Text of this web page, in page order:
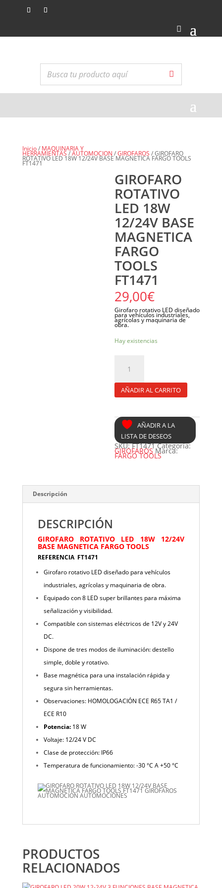
Inicio/ MAQUINARIA Y
HERRAMIENTAS/AUTOMOCION /GIROFAROS / GIROFARO
ROTATIVO LED 18W 12/24V BASE MAGNETICA FARGO TOOLS
FT1471
GIROFARO
ROTATIVO
LED 18W
12/24V BASE
MAGNETICA
FARGO
TOOLS
FT1471
29,00€
Girofaro rotativo LED diseñado
para vehículos industriales,
agrícolas y maquinaria de
obra.
Hay existencias
BASE
MAGNETICA
FARGO
TOOLS
AÑADIR AL CARRITO
AÑADIR A LA
LISTA DE DESEOS
SKU:FT1471 Categoría:
GIROFAROS Marca:
FARGO TOOLS
Descripción
DESCRIPCIÓN
GIROFARO ROTATIVO LED 18W 12/24V
BASE MAGNETICA FARGO TOOLS
REFERENCIA FT1471
Girofaro rotativo LED diseñado para vehículos
industriales, agrícolas y maquinaria de obra.
Equipado con 8 LED super brillantes para máxima
señalización y visibilidad.
Compatible con sistemas eléctricos de 12V y 24V
DC.
Dispone de tres modos de iluminación: destello
simple, doble y rotativo.
Base magnética para una instalación rápida y
segura sin herramientas.
Observaciones: HOMOLOGACIÓN ECE R65 TA1 /
ECE R10
Potencia:18 W
Voltaje: 12/24 V DC
Clase de protección: IP66
Temperatura de funcionamiento: -30 °C A +50 °C
PRODUCTOS
RELACIONADOS